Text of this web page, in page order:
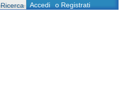
Ricerca Accedi o Registrati